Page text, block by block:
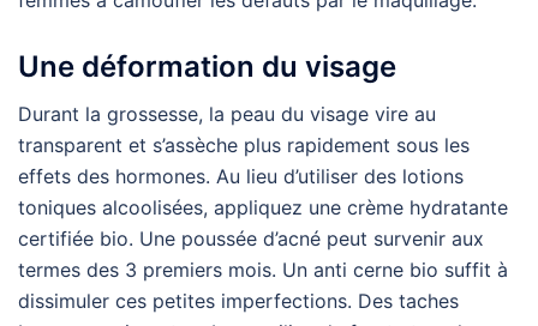
Une déformation du visage
Durant la grossesse, la peau du visage vire au
transparent et s’assèche plus rapidement sous les
effets des hormones. Au lieu d’utiliser des lotions
toniques alcoolisées, appliquez une crème hydratante
certifiée bio. Une poussée d’acné peut survenir aux
termes des 3 premiers mois. Un anti cerne bio suffit à
dissimuler ces petites imperfections. Des taches